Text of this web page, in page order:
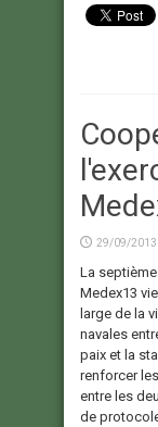
29/09/2013
La
Medex13
large de la
navales
paix et la
renforcer
entre les
de